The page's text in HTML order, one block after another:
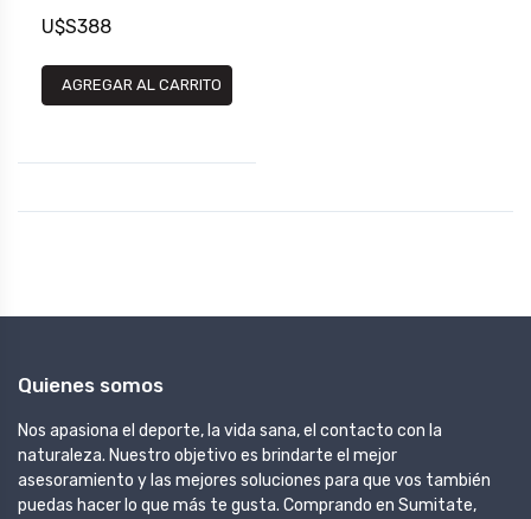
U$S388
AGREGAR AL CARRITO
Quienes somos
Nos apasiona el deporte, la vida sana, el contacto con la
naturaleza. Nuestro objetivo es brindarte el mejor
asesoramiento y las mejores soluciones para que vos también
puedas hacer lo que más te gusta. Comprando en Sumitate,